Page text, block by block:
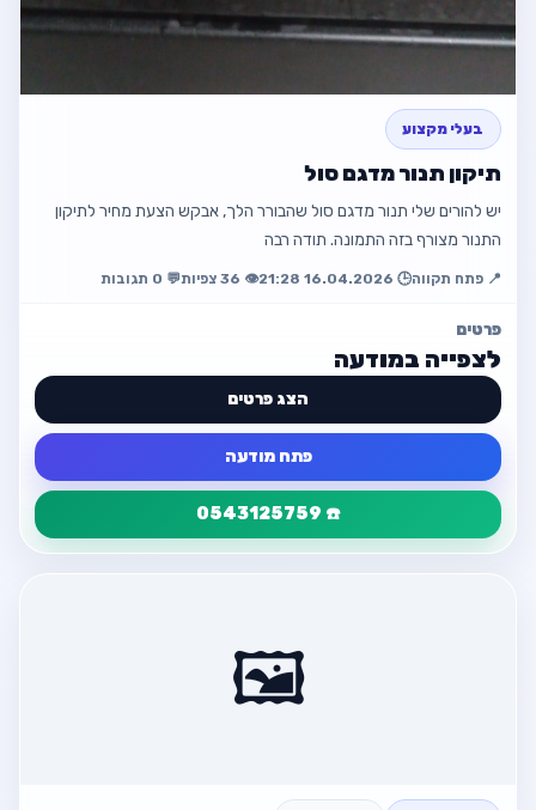
💰 ₪250 · גמיש
בעלי מקצוע
תיקון תנור מדגם סול
יש להורים שלי תנור מדגם סול שהבורר הלך, אבקש הצעת מחיר לתיקון
התנור מצורף בזה התמונה. תודה רבה
📍 פתח תקווה🕒 16.04.2026 21:28 👁️ 36 צפיות 💬 0 תגובות
פרטים
לצפייה במודעה
הצג פרטים
פתח מודעה
☎️ 0543125759
🖼️